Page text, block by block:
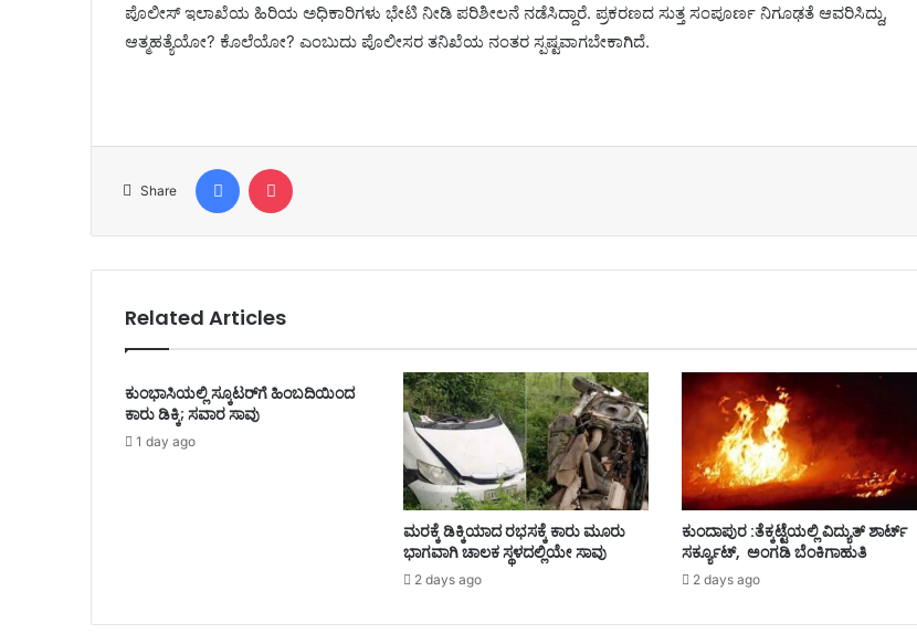
ಪೊಲೀಸ್ ಇಲಾಖೆಯ ಹಿರಿಯ ಅಧಿಕಾರಿಗಳು ಭೇಟಿ ನೀಡಿ ಪರಿಶೀಲನೆ ನಡೆಸಿದ್ದಾರೆ. ಪ್ರಕರಣದ ಸುತ್ತ ಸಂಪೂರ್ಣ ನಿಗೂಢತೆ ಆವರಿಸಿದ್ದು,
ಆತ್ಮಹತ್ಯೆಯೋ? ಕೊಲೆಯೋ? ಎಂಬುದು ಪೊಲೀಸರ ತನಿಖೆಯ ನಂತರ ಸ್ಪಷ್ಟವಾಗಬೇಕಾಗಿದೆ.
Share
Facebook
Related Articles
ಕುಂಭಾಸಿಯಲ್ಲಿ ಸ್ಕೂಟರ್‌ಗೆ ಹಿಂಬದಿಯಿಂದ
ಕಾರು ಡಿಕ್ಕಿ; ಸವಾರ ಸಾವು
1 day ago
ಮರಕ್ಕೆ ಡಿಕ್ಕಿಯಾದ ರಭಸಕ್ಕೆ ಕಾರು ಮೂರು
ಭಾಗವಾಗಿ ಚಾಲಕ ಸ್ಥಳದಲ್ಲಿಯೇ ಸಾವು
2 days ago
ಕುಂದಾಪುರ :ತೆಕ್ಕಟ್ಟೆಯಲ್ಲಿ ವಿದ್ಯುತ್ ಶಾರ್ಟ್
ಸರ್ಕ್ಯೂಟ್, ಅಂಗಡಿ ಬೆಂಕಿಗಾಹುತಿ
2 days ago